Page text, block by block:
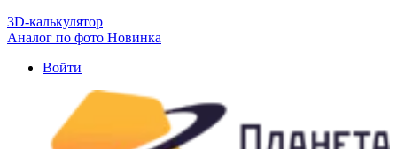
3D-калькулятор
Аналог по фото Новинка
Войти